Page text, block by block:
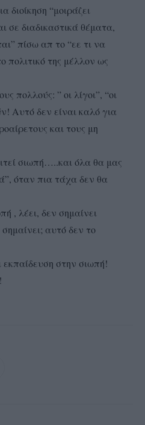
διοίκηση “μοιράζει
σε διαδικαστικά θέματα,
πίσω απ το “εε τι να
πολιτικό της μέλλον ως
πολλούς: ” οι λίγοι”, “οι
Αυτό δεν είναι καλό για
και τους μη
σιωπή…..και όλα θα μας
όταν πια τάχα δεν θα
, λέει, δεν σημαίνει
αυτό δεν το
στην σιωπή!